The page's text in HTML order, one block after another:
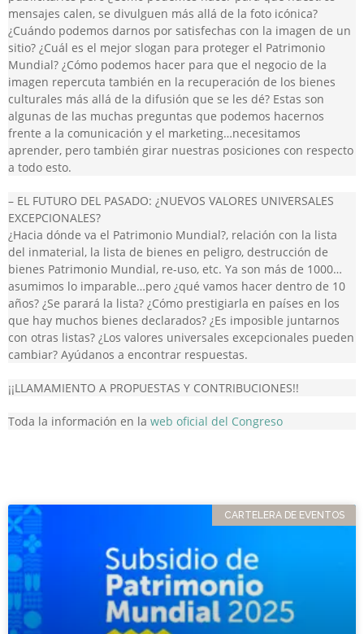
mensajes calen, se divulguen más allá de la foto icónica?
¿Cuándo podemos darnos por satisfechas con la imagen de un
sitio? ¿Cuál es el mejor slogan para proteger el Patrimonio
Mundial? ¿Cómo podemos hacer para que el negocio de la
imagen repercuta también en la recuperación de los bienes
culturales más allá de la difusión que se les dé? Estas son
algunas de las muchas preguntas que podemos hacernos
frente a la comunicación y el marketing…necesitamos
aprender, pero también girar nuestras posiciones con respecto
a todo esto.
– EL FUTURO DEL PASADO: ¿NUEVOS VALORES UNIVERSALES
EXCEPCIONALES?
¿Hacia dónde va el Patrimonio Mundial?, relación con la lista
del inmaterial, la lista de bienes en peligro, destrucción de
bienes Patrimonio Mundial, re-uso, etc. Ya son más de 1000…
asumimos lo imparable…pero ¿qué vamos hacer dentro de 10
años? ¿Se parará la lista? ¿Cómo prestigiarla en países en los
que hay muchos bienes declarados? ¿Es imposible juntarnos
con otras listas? ¿Los valores universales excepcionales pueden
cambiar? Ayúdanos a encontrar respuestas.
¡¡LLAMAMIENTO A PROPUESTAS Y CONTRIBUCIONES!!
Toda la información en la web oficial del Congreso
CARTELERA DE EVENTOS